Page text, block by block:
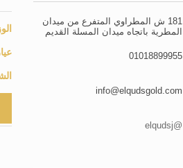
181 ش المطراوي المتفرع من ميدان
المطرية باتجاه ميدان المسلة القديم
01018899955
info@elqudsgold.com
@elqudsj